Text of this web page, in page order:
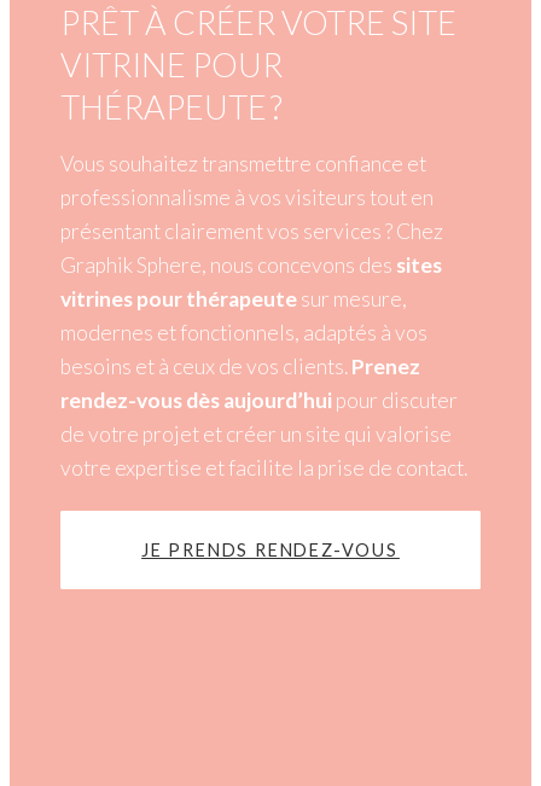
PRÊT À CRÉER VOTRE SITE
VITRINE POUR
THÉRAPEUTE ?
Vous souhaitez transmettre confiance et
professionnalisme à vos visiteurs tout en
présentant clairement vos services ? Chez
Graphik Sphere, nous concevons des sites
vitrines pour thérapeutesur mesure,
modernes et fonctionnels, adaptés à vos
besoins et à ceux de vos clients.Prenez
rendez-vous dès aujourd’hui pour discuter
de votre projet et créer un site qui valorise
votre expertise et facilite la prise de contact.
JE PRENDS RENDEZ-VOUS